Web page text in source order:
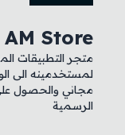
AM Store
متجر التطبيقات
لمستخدمينه الى
مجاني والحصول
الرسمية